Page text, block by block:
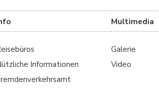
Informationen
Multimedia
Galerie
Video